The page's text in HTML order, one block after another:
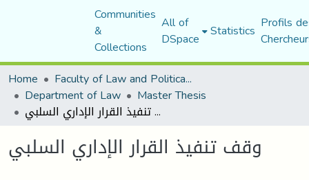
Communities
&
Collections
All of
DSpace Statistics Profils
Home
Faculty of Law and Political Science
Department of Law Master Thesis
وقف تنفيذ القرار الإداري السلبي
وقف تنفيذ القرار الإداري السلبي